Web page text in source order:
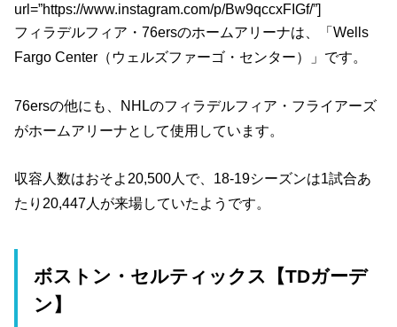
url=”https://www.instagram.com/p/Bw9qccxFIGf/”]
フィラデルフィア・76ersのホームアリーナは、「Wells
Fargo Center（ウェルズファーゴ・センター）」です。
76ersの他にも、NHLのフィラデルフィア・フライアーズ
がホームアリーナとして使用しています。
収容人数はおそよ20,500人で、18-19シーズンは1試合あ
たり20,447人が来場していたようです。
ボストン・セルティックス【TDガーデ
ン】